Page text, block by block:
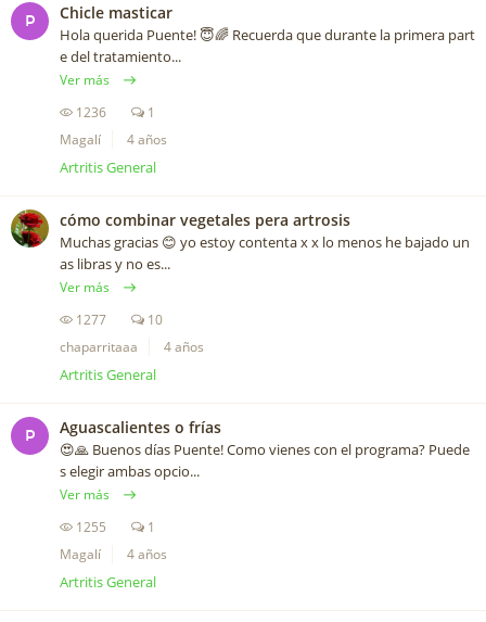
P Chicle masticar
Hola querida Puente! 😇🌈 Recuerda que durante la primera part
e del tratamiento...
Ver más
1236
1
Magalí
4 años
Artritis General
cómo combinar vegetales pera artrosis
Muchas gracias 😊 yo estoy contenta x x lo menos he bajado un
as libras y no es...
Ver más
1277
10
chaparritaaa
4 años
Artritis General
P Aguascalientes o frías
😍🙏 Buenos días Puente! Como vienes con el programa? Puede
s elegir ambas opcio...
Ver más
1255
1
Magalí
4 años
Artritis General